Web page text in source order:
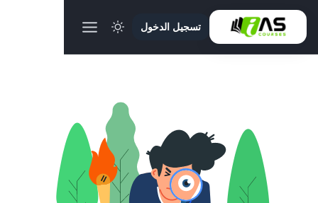
تسجيل الدخول